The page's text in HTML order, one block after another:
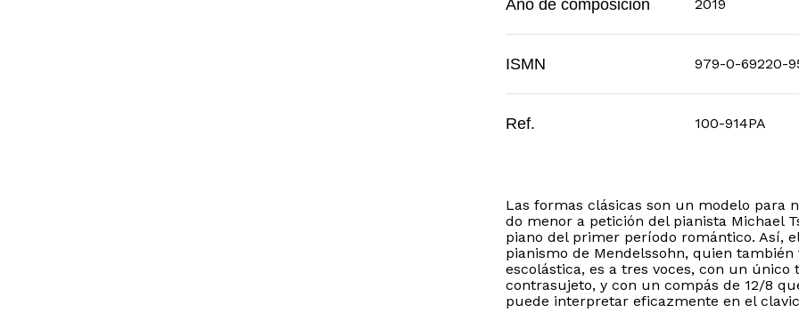
Año de composición 2019
ISMN 979-0-69220-
Ref. 100-914PA
Las formas clásicas son un modelo para
do menor a petición del pianista Michael
piano del primer período romántico. Así,
pianismo de Mendelssohn, quien
escolástica, es a tres voces, con un
contrasujeto, y con un compás de 12/8
puede interpretar eficazmente en el